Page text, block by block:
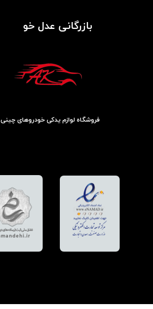
بازرگانی عدل خو
فروشگاه لوازم یدکی خودروهای چینی